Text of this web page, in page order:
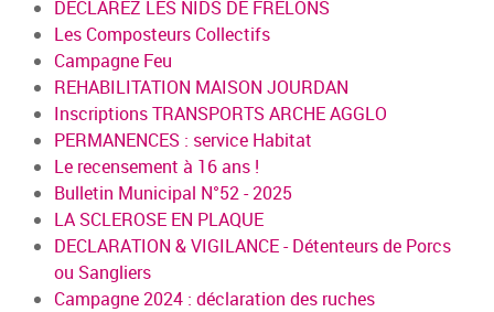
DECLAREZ LES NIDS DE FRELONS
Les Composteurs Collectifs
Campagne Feu
REHABILITATION MAISON JOURDAN
Inscriptions TRANSPORTS ARCHE AGGLO
PERMANENCES : service Habitat
Le recensement à 16 ans !
Bulletin Municipal N°52 - 2025
LA SCLEROSE EN PLAQUE
DECLARATION & VIGILANCE - Détenteurs de Porcs
ou Sangliers
Campagne 2024 : déclaration des ruches